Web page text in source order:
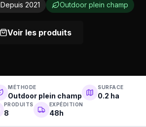
Depuis 2021 Outdoor plein champ
Voir les produits
MÉTHODE
Outdoor plein champ
SURFACE
0.2 ha
PRODUITS
8
EXPÉDITION
48h